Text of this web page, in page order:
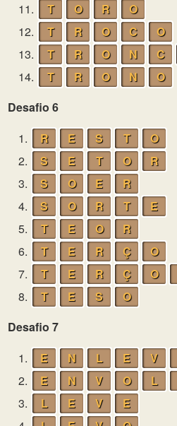
11.
T O R
O
12.
T R O C
O
13.
T R O N C
14.
T R O N
O
Desafio 6
1.
R E S T
O
2.
S E T O
R
3.
S O E
R
4.
S O R T
E
5.
T E O
R
6.
T E R Ç
O
7.
T E R Ç O
8.
T E S
O
Desafio 7
1.
E N L E V
2.
E N V O L
3.
L E V
E